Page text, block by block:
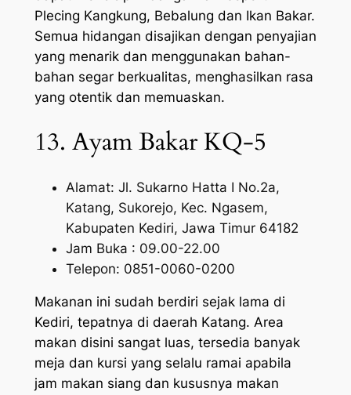
Plecing Kangkung, Bebalung dan Ikan Bakar.
Semua hidangan disajikan dengan penyajian
yang menarik dan menggunakan bahan-
bahan segar berkualitas, menghasilkan rasa
yang otentik dan memuaskan.
13. Ayam Bakar KQ-5
Alamat: Jl. Sukarno Hatta I No.2a,
Katang, Sukorejo, Kec. Ngasem,
Kabupaten Kediri, Jawa Timur 64182
Jam Buka : 09.00-22.00
Telepon: 0851-0060-0200
Makanan ini sudah berdiri sejak lama di
Kediri, tepatnya di daerah Katang. Area
makan disini sangat luas, tersedia banyak
meja dan kursi yang selalu ramai apabila
jam makan siang dan kususnya makan